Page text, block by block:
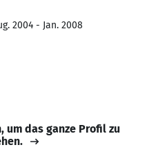
2004 - Jan. 2008
um das ganze Profil zu